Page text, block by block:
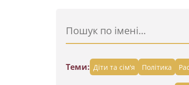
Теми: Діти та сім'я Політика